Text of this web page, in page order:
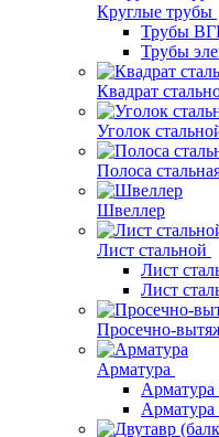
Круглые трубы
Трубы
Трубы
Квадрат
Уголок
Полоса
Швеллер
Лист стальной
Лист
Лист
Просечно-
Арматура
Арматура
Арматура